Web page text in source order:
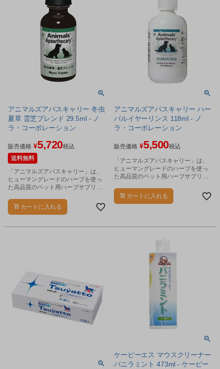
アニマルズアパスキャリー 冬虫
夏草 霊芝ブレンド 29.5ml - ノ
ラ・コーポレーション
販売価格 ¥5,720税込
送料無料
「アニマルズアパスキャリー」は、
ヒューマングレードのハーブを使っ
た高品質のペット用ハーブサプリメ
カートに入れる
アニマルズアパスキャリー ハー
バルイヤーリンス 118ml - ノ
ラ・コーポレーション
販売価格 ¥5,500税込
「アニマルズアパスキャリー」は、
ヒューマングレードのハーブを使っ
た高品質のペット用ハーブサプリメ
カートに入れる
ケーピーエス マウスクリーナー
バニラミント 473ml - ケーピー